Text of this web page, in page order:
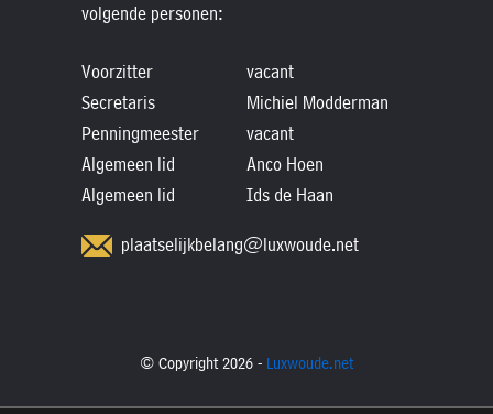
volgende personen:
Voorzitter
vacant
Secretaris
Michiel Modderman
Penningmeester
vacant
Algemeen lid
Anco Hoen
Algemeen lid
Ids de Haan
plaatselijkbelang@luxwoude.net
© Copyright 2026 - Luxwoude.net